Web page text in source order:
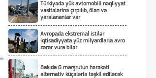
Türkiyədə yük avtomobili nəqliyyat
vasitələrinə çırpılıb, ölən və
yaralananlar var
Avropada ekstremal istilər
iqtisadiyyata yüz milyardlarla avro
zərər vura bilər
Bakıda 6 marşrutun hərəkəti
alternativ küçələrlə təşkil ediləcək